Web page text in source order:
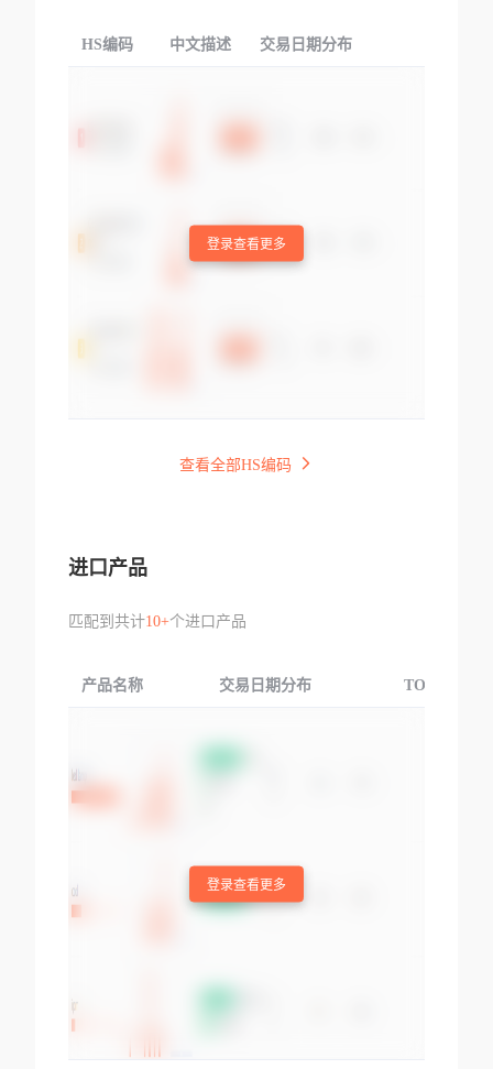
HS编码 中文描述 交易日期分布
登录查看更多
查看全部HS编码
进口产品
匹配到共计10+个进口产品
产品名称 交易日期分布 TOP3交易国
登录查看更多